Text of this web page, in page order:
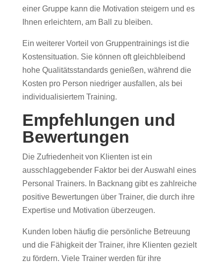
einer Gruppe kann die Motivation steigern und es
Ihnen erleichtern, am Ball zu bleiben.
Ein weiterer Vorteil von Gruppentrainings ist die
Kostensituation. Sie können oft gleichbleibend
hohe Qualitätsstandards genießen, während die
Kosten pro Person niedriger ausfallen, als bei
individualisiertem Training.
Empfehlungen und
Bewertungen
Die Zufriedenheit von Klienten ist ein
ausschlaggebender Faktor bei der Auswahl eines
Personal Trainers. In Backnang gibt es zahlreiche
positive Bewertungen über Trainer, die durch ihre
Expertise und Motivation überzeugen.
Kunden loben häufig die persönliche Betreuung
und die Fähigkeit der Trainer, ihre Klienten gezielt
zu fördern. Viele Trainer werden für ihre